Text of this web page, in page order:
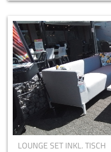
LOUNGE SET INKL. TISCH